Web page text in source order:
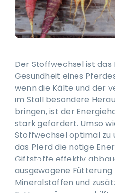
Der Stoffwechsel ist das
Gesundheit eines
wenn die Kälte und der
im Stall besondere
bringen, ist der
stark gefordert. Umso
Stoffwechsel optimal zu
das Pferd die nötige
Giftstoffe effektiv
ausgewogene
Mineralstoffen und